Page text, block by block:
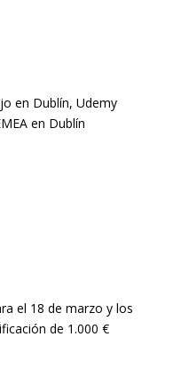
en Dublín, Udemy
en Dublín
el 18 de marzo y los
de 1.000 €